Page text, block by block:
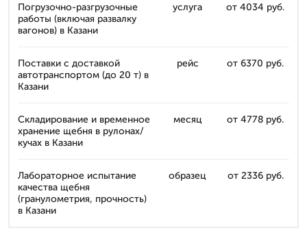
Погрузочно-разгрузочные
работы (включая развалку
вагонов) в Казани
услуга от 4034 руб.
Поставки с доставкой
автотранспортом (до 20 т) в
Казани
рейс от 6370 руб.
Складирование и временное
хранение щебня в рулонах/
кучах в Казани
месяц от 4778 руб.
Лабораторное испытание
качества щебня
(гранулометрия, прочность)
в Казани
образец от 2336 руб.